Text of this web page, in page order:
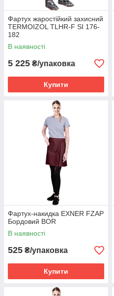
Фартух жаростійкий захисний
TERMOIZOL TLHR-F SI 176-
182
В наявності
5 225 ₴/упаковка
Купити
Фартух-накидка EXNER FZAP
Бордовий BOR
В наявності
525 ₴/упаковка
Купити